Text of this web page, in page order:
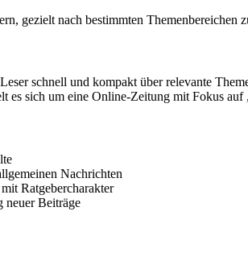
gezielt nach bestimmten
schnell und kompakt über relevante
es sich um eine Online-Zeitung mit Fokus
Nachrichten
Ratgebercharakter
neuer Beiträge